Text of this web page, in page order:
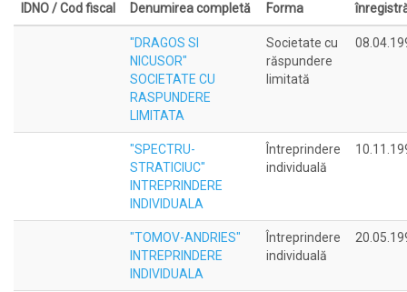
IDNO / Cod fiscal Denumirea completă Forma
"DRAGOS SI
NICUSOR"
SOCIETATE CU
RASPUNDERE
LIMITATA
Societate cu
răspundere
limitată
"SPECTRU-
STRATICIUC"
INTREPRINDERE
INDIVIDUALA
Întreprindere
individuală
"TOMOV-ANDRIES"
INTREPRINDERE
INDIVIDUALA
Întreprindere
individuală